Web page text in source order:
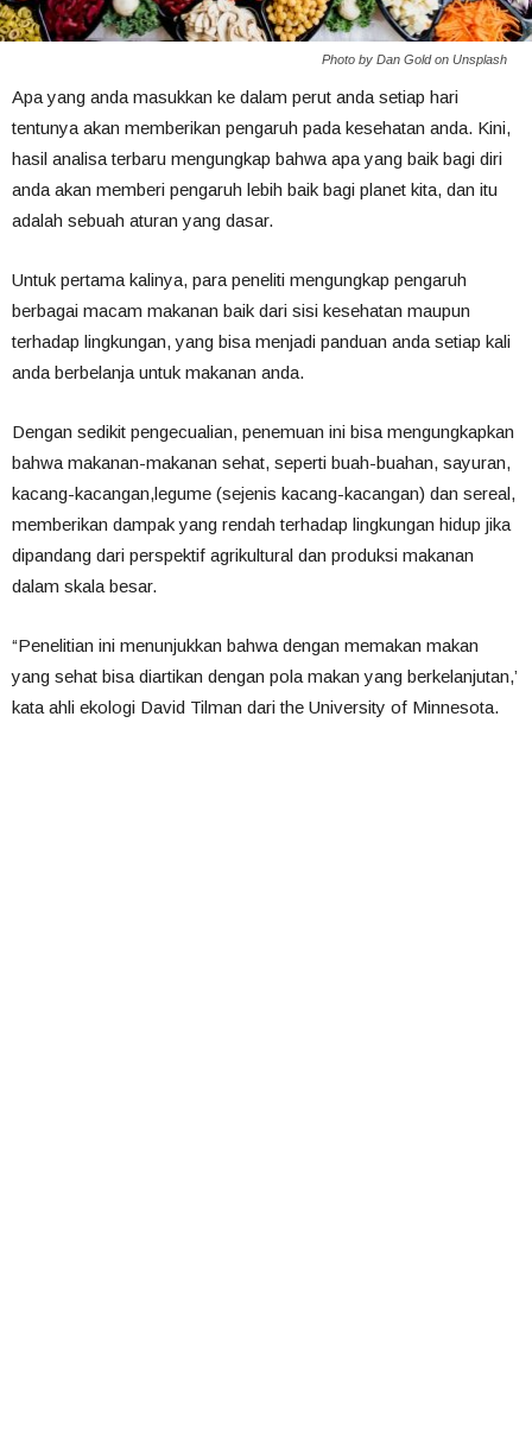
Photo by Dan Gold on Unsplash
Apa yang anda masukkan ke dalam perut anda setiap hari
tentunya akan memberikan pengaruh pada kesehatan anda. Kini,
hasil analisa terbaru mengungkap bahwa apa yang baik bagi diri
anda akan memberi pengaruh lebih baik bagi planet kita, dan itu
adalah sebuah aturan yang dasar.
Untuk pertama kalinya, para peneliti mengungkap pengaruh
berbagai macam makanan baik dari sisi kesehatan maupun
terhadap lingkungan, yang bisa menjadi panduan anda setiap kali
anda berbelanja untuk makanan anda.
Dengan sedikit pengecualian, penemuan ini bisa mengungkapkan
bahwa makanan-makanan sehat, seperti buah-buahan, sayuran,
kacang-kacangan,legume (sejenis kacang-kacangan) dan sereal,
memberikan dampak yang rendah terhadap lingkungan hidup jika
dipandang dari perspektif agrikultural dan produksi makanan
dalam skala besar.
“Penelitian ini menunjukkan bahwa dengan memakan makan
yang sehat bisa diartikan dengan pola makan yang berkelanjutan,’
kata ahli ekologi David Tilman dari the University of Minnesota.